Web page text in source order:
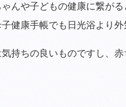
んや子どもの健康に繋が
健康手帳でも日光浴より外
持ちの良いものですし、